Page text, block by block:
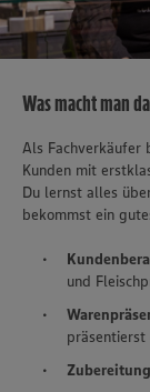
Was macht man
Als Fachverkäufer
Kunden mit
Du lernst alles
bekommst ein
und
präsentierst
Zubereitung